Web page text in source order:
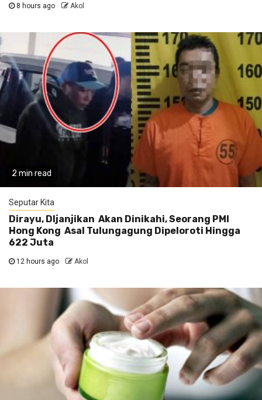
8 hours ago Akol
2 min read
Seputar Kita
Dirayu, DIjanjikan Akan Dinikahi, Seorang PMI
Hong Kong Asal Tulungagung Dipeloroti Hingga
622 Juta
12 hours ago Akol